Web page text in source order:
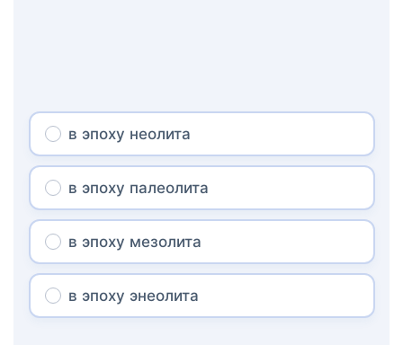
в эпоху неолита
в эпоху палеолита
в эпоху мезолита
в эпоху энеолита